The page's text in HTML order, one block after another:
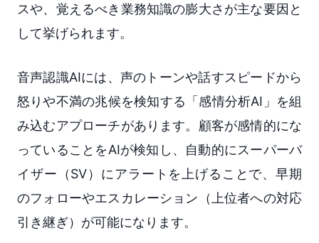
スや、覚えるべき業務知識の膨大さが主な要因と
して挙げられます。
音声認識AIには、声のトーンや話すスピードから
怒りや不満の兆候を検知する「感情分析AI」を組
み込むアプローチがあります。顧客が感情的にな
っていることをAIが検知し、自動的にスーパーバ
イザー（SV）にアラートを上げることで、早期
のフォローやエスカレーション（上位者への対応
引き継ぎ）が可能になります。